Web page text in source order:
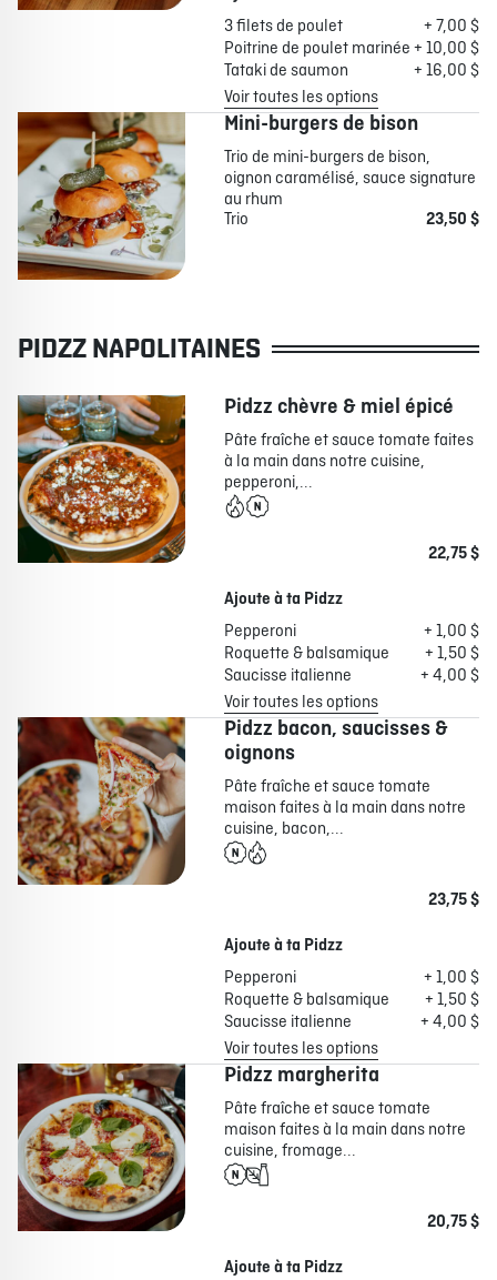
3 filets de poulet
+ 7,00 $
Poitrine de poulet marinée + 10,00 $
Tataki de saumon
+ 16,00 $
Voir toutes les options
Mini-burgers de bison
Trio de mini-burgers de bison,
oignon caramélisé, sauce signature
au rhum
Trio
23,50 $
PIDZZ NAPOLITAINES
Pidzz chèvre & miel épicé
Pâte fraîche et sauce tomate faites
à la main dans notre cuisine,
pepperoni,...
22,75 $
Ajoute à ta Pidzz
Pepperoni
+ 1,00 $
Roquette & balsamique
+ 1,50 $
Saucisse italienne
+ 4,00 $
Voir toutes les options
Pidzz bacon, saucisses &
oignons
Pâte fraîche et sauce tomate
maison faites à la main dans notre
cuisine, bacon,...
23,75 $
Ajoute à ta Pidzz
Pepperoni
+ 1,00 $
Roquette & balsamique
+ 1,50 $
Saucisse italienne
+ 4,00 $
Voir toutes les options
Pidzz margherita
Pâte fraîche et sauce tomate
maison faites à la main dans notre
cuisine, fromage...
20,75 $
Ajoute à ta Pidzz